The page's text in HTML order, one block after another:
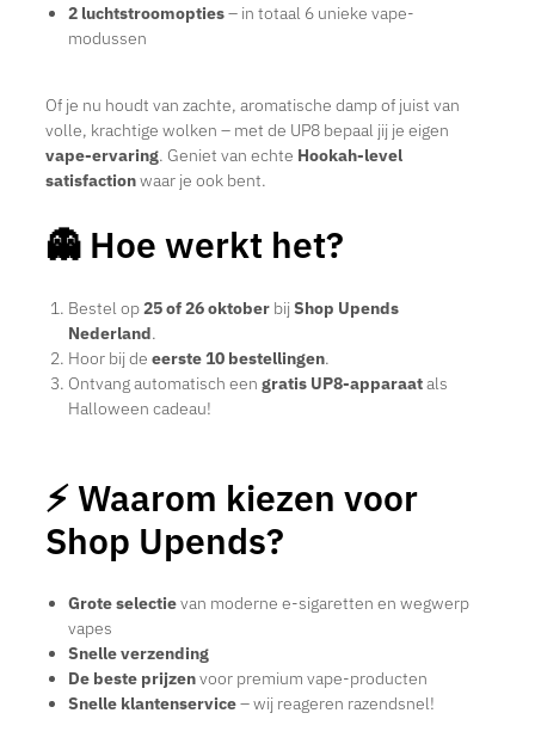
2 luchtstroomopties– in totaal 6 unieke vape-
modussen
Of je nu houdt van zachte, aromatische damp of juist van
volle, krachtige wolken – met de UP8 bepaal jij je eigen
vape-ervaring. Geniet van echte Hookah-level
satisfactionwaar je ook bent.
👻 Hoe werkt het?
Bestel op25 of 26 oktoberbijShop Upends
Nederland.
Hoor bij de eerste 10 bestellingen.
Ontvang automatisch een gratis UP8-apparaatals
Halloween cadeau!
⚡ Waarom kiezen voor
Shop Upends?
Grote selectievan moderne e-sigaretten en wegwerp
vapes
Snelle verzending
De beste prijzenvoor premium vape-producten
Snelle klantenservice– wij reageren razendsnel!